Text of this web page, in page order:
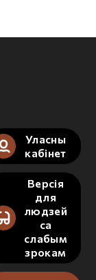
Уласны
кабінет
Версія
для
людзей
са
слабым
зрокам